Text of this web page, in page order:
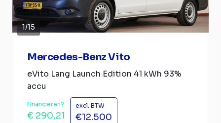
1/15
Mercedes-Benz Vito
eVito Lang Launch Edition 41 kWh 93%
accu
Financieren?
€ 290,21
excl. BTW
€12.500